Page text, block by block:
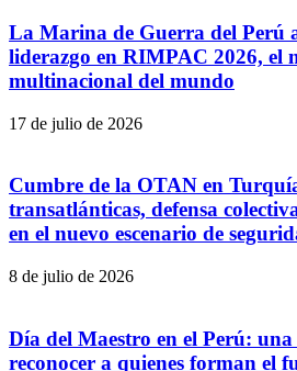
La Marina de Guerra del Perú
liderazgo en RIMPAC 2026, el
multinacional del mundo
17 de julio de 2026
Cumbre de la OTAN en
transatlánticas, defensa
en el nuevo escenario de
8 de julio de 2026
Día del Maestro en el Perú:
reconocer a quienes forman el